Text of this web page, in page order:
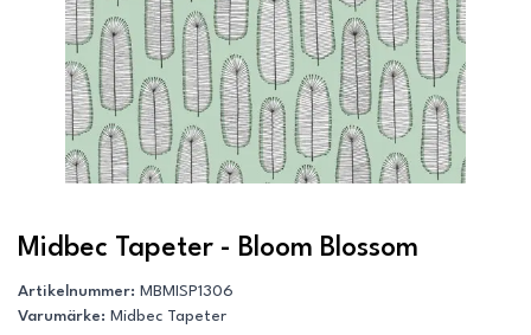
Midbec Tapeter - Bloom Blossom
Artikelnummer: MBMISP1306
Varumärke: Midbec Tapeter